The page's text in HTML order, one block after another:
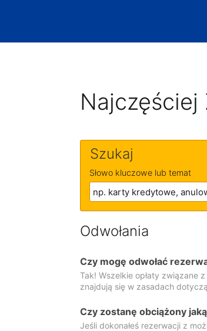
Najczęściej
Szukaj
Słowo kluczowe lub temat
Odwołania
Czy mogę odwołać
Tak! Wszelkie opłaty związane
znajdują się w zasadach
Czy zostanę obciążony
Jeśli dokonałeś rezerwacji z